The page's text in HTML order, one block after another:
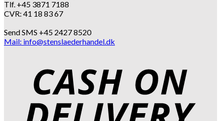
Tlf. +45 3871 7188
CVR: 41 18 83 67
Send SMS +45 2427 8520
Mail: info@stenslaederhandel.dk